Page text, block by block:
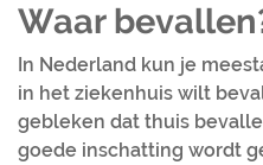
Waar
In Nederland kun je
in het ziekenhuis wilt
gebleken dat thuis
goede inschatting wordt